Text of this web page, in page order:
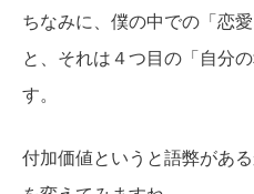
ちなみに、僕の中での「恋
と、それは４つ目の「自分
す。
付加価値というと語弊があ